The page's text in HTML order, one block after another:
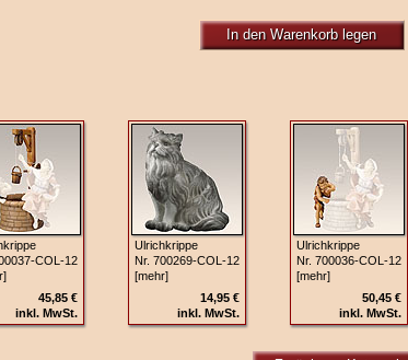
In den Warenkorb legen
45,85 €
inkl. MwSt.
Ulrichkrippe
Nr. 700269‑COL‑12
[mehr]
14,95 €
inkl. MwSt.
Ulrichkrippe
Nr. 700036‑COL‑12
[mehr]
50,45 €
inkl. MwSt.